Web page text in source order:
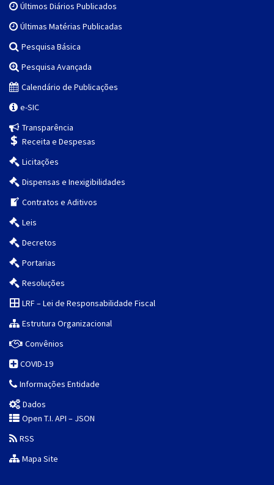
Últimos Diários Publicados
Últimas Matérias Publicadas
Pesquisa Básica
Pesquisa Avançada
Calendário de Publicações
e-SIC
Transparência
Receita e Despesas
Licitações
Dispensas e Inexigibilidades
Contratos e Aditivos
Leis
Decretos
Portarias
Resoluções
LRF – Lei de Responsabilidade Fiscal
Estrutura Organizacional
Convênios
COVID-19
Informações Entidade
Dados
Open T.I. API – JSON
RSS
Mapa Site